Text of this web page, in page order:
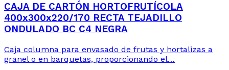
CAJA DE CARTÓN HORTOFRUTÍCOLA
400x300x220/170 RECTA TEJADILLO
ONDULADO BC C4 NEGRA
Caja columna para envasado de frutas y hortalizas a
granel o en barquetas, proporcionando el…